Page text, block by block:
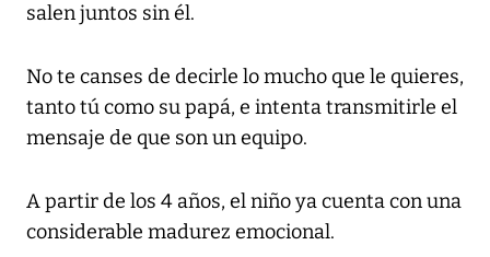
salen juntos sin él.
No te canses de decirle lo mucho que le quieres,
tanto tú como su papá, e intenta transmitirle el
mensaje de que son un equipo.
A partir de los 4 años, el niño ya cuenta con una
considerable madurez emocional.